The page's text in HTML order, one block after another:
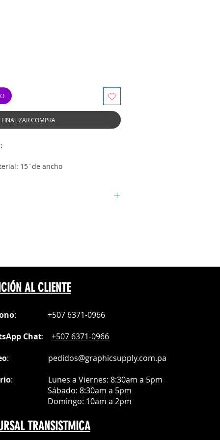
FINALIZAR COMPRA
15¨de ancho
capas
Recubrimiento
y Algodón
demostradas aquí pueden no
AL CLIENTE
: +507 6371-0966
Chat: +507 6371-0966
: pedidos@graphicsupply.com.pa
: Lunes a Viernes: 8:30am a 5pm
: 8:30am a 5pm
10am a 2pm
TRANSISTMICA